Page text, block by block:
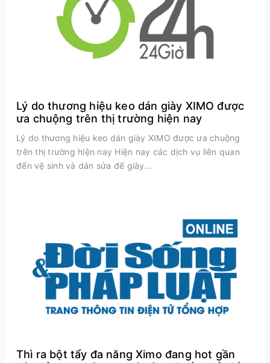
Lý do thương hiệu keo dán giày XIMO được
ưa chuộng trên thị trường hiện nay
Lý do thương hiệu keo dán giày XIMO được ưa chuộng
trên thị trường hiện nay Hiện nay các dịch vụ liên quan
đến vệ sinh và dán sửa đế giày...
Thì ra bột tẩy đa năng Ximo đang hot gần